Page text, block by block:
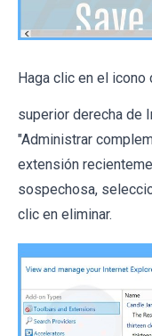
Haga clic en el icono
superior derecha de
"Administrar
extensión
sospechosa,
clic en eliminar.